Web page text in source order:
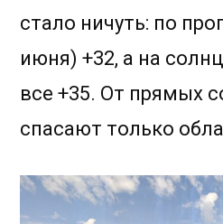
стало ничуть: по
июня) +32, а на
все +35. От прямых
спасают только